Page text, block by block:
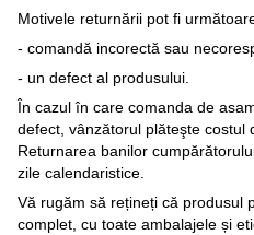
Motivele returnării pot fi
- comandă incorectă sau
- un defect al produsului.
În cazul în care comanda de
defect, vânzătorul plăteşte costul
Returnarea banilor
zile calendaristice.
Vă rugăm să rețineți că produsul
complet, cu toate ambalajele și